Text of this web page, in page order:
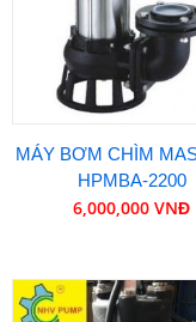
MÁY BƠM CHÌM
HPMBA-2200
6,000,000 VNĐ